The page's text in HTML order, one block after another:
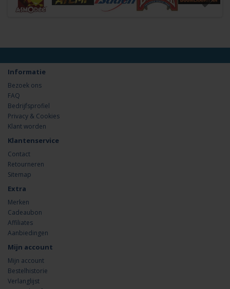
Informatie
Bezoek ons
FAQ
Bedrijfsprofiel
Privacy & Cookies
Klant worden
Klantenservice
Contact
Retourneren
Sitemap
Extra
Merken
Cadeaubon
Affiliates
Aanbiedingen
Mijn account
Mijn account
Bestelhistorie
Verlanglijst